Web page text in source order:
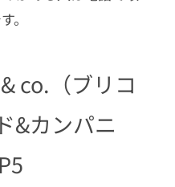
。
co.（ブリコ
&カンパニ